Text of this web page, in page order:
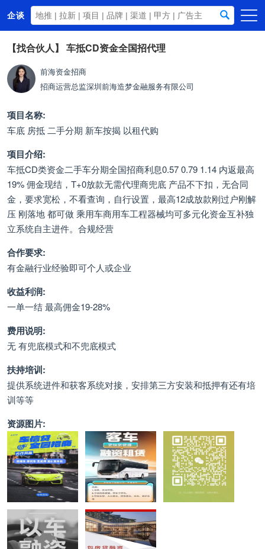
企谈
首页
商务资源
资讯动态
关于我们
【找合伙人】 车抵CD资金全国招代理
前海资金招商
招商运营总监深圳前海造梦金融服务有限公司
项目名称:
车底 房抵 二手分期 新车按揭 以租代购
项目介绍:
车抵CD类资金二手车分期全国招商利息0.57 0.79 1.14 内返最高
19% 佣金现结，T+0放款无需代理商兜底 产品不下扣，无合同
金，要求宽松，不看查询，自行设置，最高12成放款刚过户刚解
压 刚落地 都可做 乘用车商用车工程器械均可多元化资金互补独
立系统自主进件。合规经营
合作要求:
有金融行业经验即可个人或企业
收益利润:
一单一结 最高佣金19-28%
费用说明:
无 有兜底模式和不兜底模式
扶持培训:
提供系统进件和获客系统对接，安排第三方安装和抵押有还有培
训等等
资源图片: